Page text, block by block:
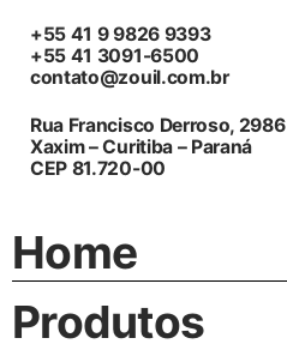
+55 41 9 9826 9393
+55 41 3091-6500
contato@zouil.com.br
Rua Francisco Derroso, 2986
Xaxim – Curitiba – Paraná
CEP 81.720-00
Home
Produtos